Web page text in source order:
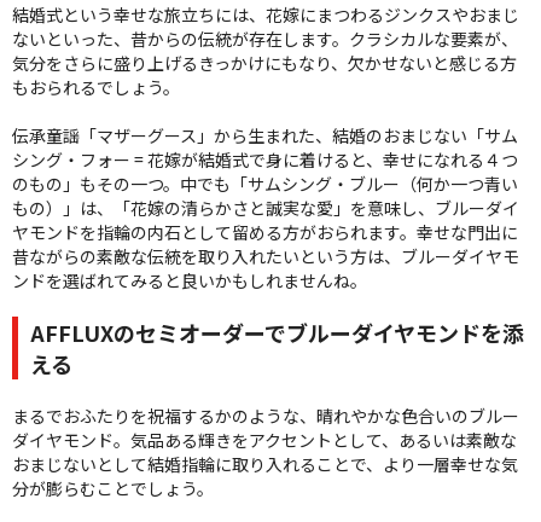
結婚式という幸せな旅立ちには、花嫁にまつわるジンクスやおまじ
ないといった、昔からの伝統が存在します。クラシカルな要素が、
気分をさらに盛り上げるきっかけにもなり、欠かせないと感じる方
もおられるでしょう。
伝承童謡「マザーグース」から生まれた、結婚のおまじない「サム
シング・フォー = 花嫁が結婚式で身に着けると、幸せになれる４つ
のもの」もその一つ。中でも「サムシング・ブルー（何か一つ青い
もの）」は、「花嫁の清らかさと誠実な愛」を意味し、ブルーダイ
ヤモンドを指輪の内石として留める方がおられます。幸せな門出に
昔ながらの素敵な伝統を取り入れたいという方は、ブルーダイヤモ
ンドを選ばれてみると良いかもしれませんね。
AFFLUXのセミオーダーでブルーダイヤモンドを添
える
まるでおふたりを祝福するかのような、晴れやかな色合いのブルー
ダイヤモンド。気品ある輝きをアクセントとして、あるいは素敵な
おまじないとして結婚指輪に取り入れることで、より一層幸せな気
分が膨らむことでしょう。